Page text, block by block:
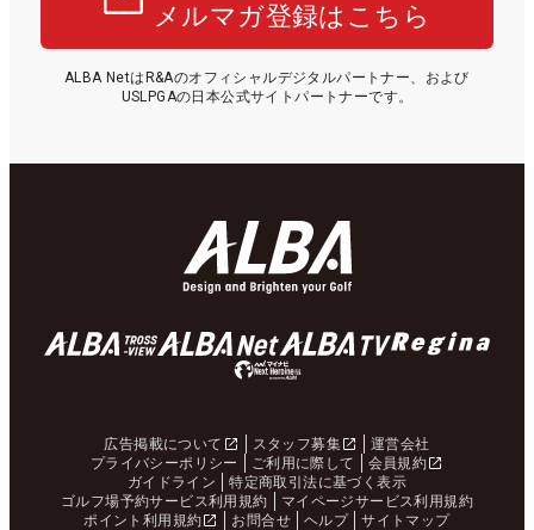
メルマガ登録はこちら
ALBA NetはR&Aのオフィシャルデジタルパートナー、および
USLPGAの日本公式サイトパートナーです。
広告掲載について スタッフ募集
運営会社
プライバシーポリシー
ご利用に際して
会員規約
ガイドライン
特定商取引法に基づく表示
ゴルフ場予約サービス利用規約
マイページサービス利用規約
ポイント利用規約
お問合せ ヘルプ サイトマップ